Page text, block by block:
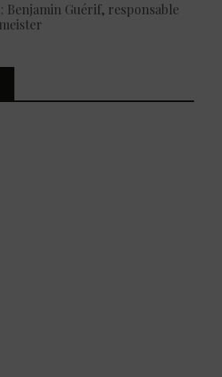
Benjamin Guérif, responsable